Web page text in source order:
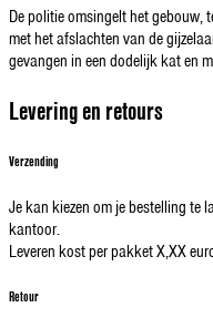
De politie omsingelt het gebouw,
met het afslachten van de
gevangen in een dodelijk kat en
Levering en retours
Verzending
Je kan kiezen om je bestelling te
kantoor.
Leveren kost per pakket X,XX
Retour